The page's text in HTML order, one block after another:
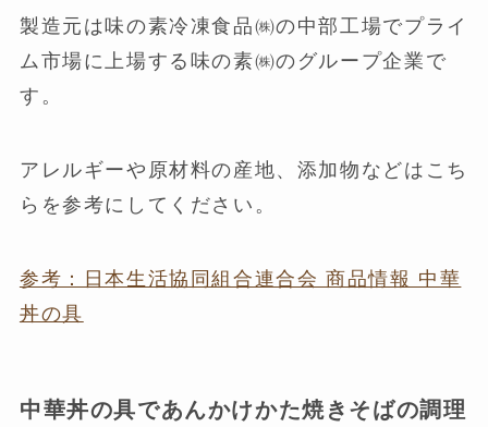
製造元は味の素冷凍食品㈱の中部工場でプライ
ム市場に上場する味の素㈱のグループ企業で
す。
アレルギーや原材料の産地、添加物などはこち
らを参考にしてください。
参考：日本生活協同組合連合会 商品情報 中華
丼の具
中華丼の具であんかけかた焼きそばの調理